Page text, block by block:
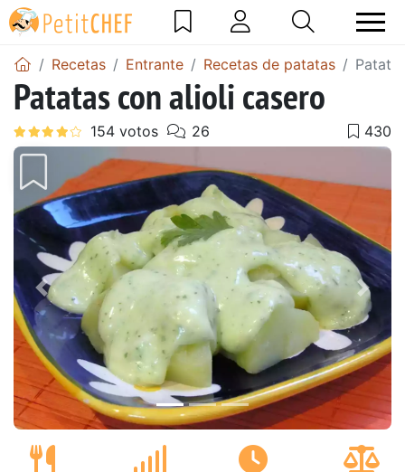
Recetas Entrante Recetas de patatas
Patatas con alioli casero
Anterior